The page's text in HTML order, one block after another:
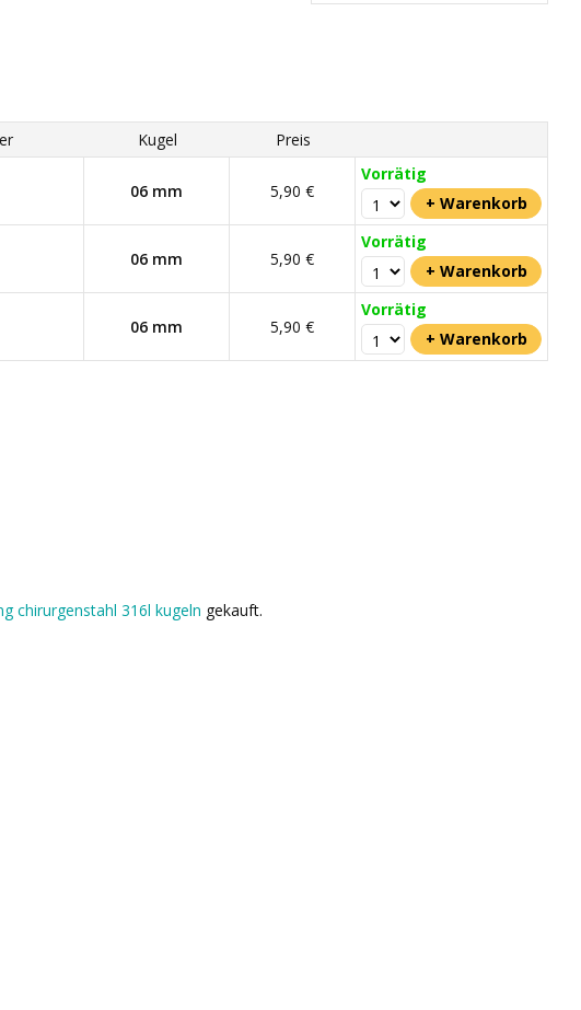
Kugel Preis
06 mm 5,90 €
Vorrätig
06 mm 5,90 €
Vorrätig
06 mm 5,90 €
Vorrätig
chirurgenstahl 316l kugeln gekauft.